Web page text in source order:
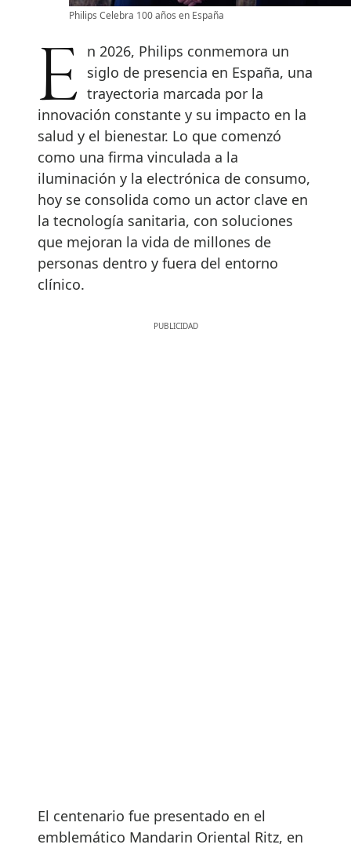
Philips Celebra 100 años en España
En 2026, Philips conmemora un siglo de presencia en España, una
trayectoria marcada por la
innovación constante y su impacto en la
salud y el bienestar. Lo que comenzó
como una firma vinculada a la
iluminación y la electrónica de consumo,
hoy se consolida como un actor clave en
la tecnología sanitaria, con soluciones
que mejoran la vida de millones de
personas dentro y fuera del entorno
clínico.
El centenario fue presentado en el
emblemático Mandarin Oriental Ritz, en